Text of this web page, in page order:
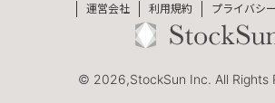
なく “実地の経験”を
手伝いが可能となってお
ご相談お待ちしてお
運営会社 利用規約 プライバシ
© 2026,StockSun Inc. All Rights